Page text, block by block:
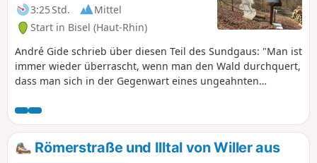
3:25 Std.
Mittel
Start in Bisel (Haut-Rhin)
André Gide schrieb über diesen Teil des Sundgaus: "Man ist
immer wieder überrascht, wenn man den Wald durchquert,
dass man sich in der Gegenwart eines ungeahnten
Buchenwälder schläft; die Binsen schmücken dort schmale
Sandstrände am Rande großer Seerosenfelder''. Mehrere
Relikte erinnern an den Ersten Weltkrieg und die Frontlinie,
die Largitzen von Bisel trennte.
Römerstraße und Illtal von Willer aus